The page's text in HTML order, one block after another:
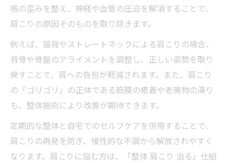
格の歪みを整え、神経や血管の圧迫を解消することで、
肩こりの原因そのものを取り除きます。
例えば、猫背やストレートネックによる肩こりの場合、
背骨や骨盤のアライメントを調整し、正しい姿勢を取り
戻すことで、肩への負担が軽減されます。また、肩こり
の「ゴリゴリ」の正体である筋膜の癒着や老廃物の滞り
も、整体施術により改善が期待できます。
定期的な整体と自宅でのセルフケアを併用することで、
肩こりの再発を防ぎ、慢性的な不調から解放されやすく
なります。肩こりに悩む方は、「整体 肩こり 治る」仕組